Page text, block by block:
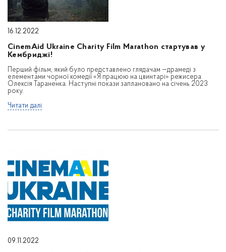
16.12.2022
CinemAid Ukraine Charity Film Marathon стартував у
Кембриджі!
Перший фільм, який було представлено глядачам —драмеді з
елементами чорної комедії «Я працюю на цвинтарі» режисера
Олексія Тараненка. Наступні покази заплановано на січень 2023
року.
Читати далі
09.11.2022